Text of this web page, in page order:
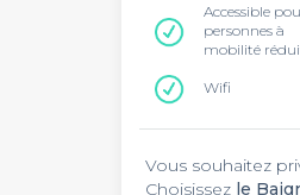
Accessible
personnes à
mobilité
Wifi
Vous souhaitez
Choisissez le